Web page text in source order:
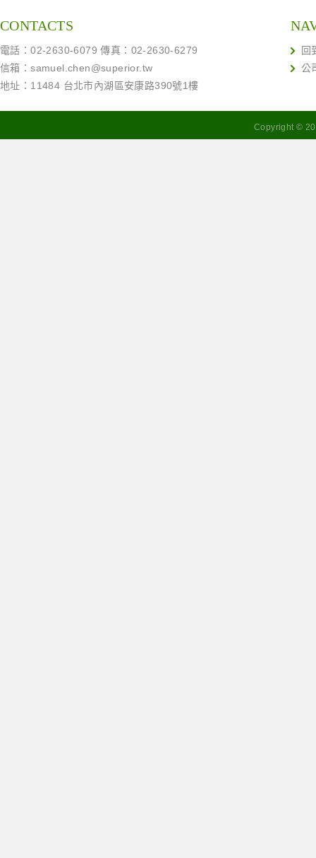
CONTACTS
電話：02-2630-6079 傳真：02-2630-6279
信箱：samuel.chen@superior.tw
地址：11484 台北市內湖區安康路390號1樓
回
公
Copyright ©